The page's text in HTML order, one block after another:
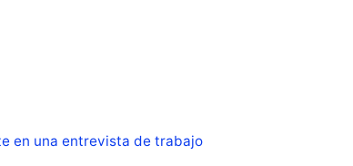
en una entrevista de trabajo